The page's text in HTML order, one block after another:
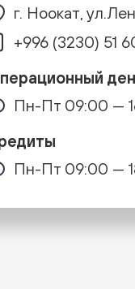
г. Ноокат,
+996 (3230) 51
Пн-Пт 09:00 —
Пн-Пт 09:00 —